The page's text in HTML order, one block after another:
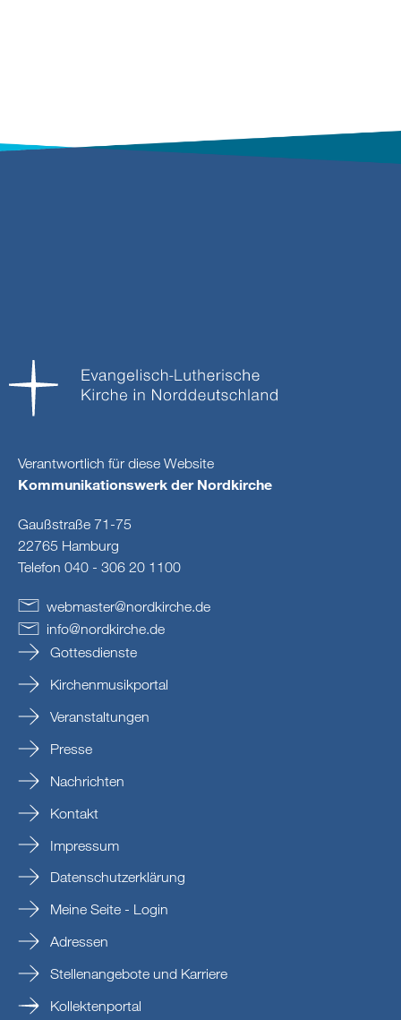
Verantwortlich für diese Website
Kommunikationswerk der Nordkirche
Gaußstraße 71-75
22765 Hamburg
Telefon 040 - 306 20 1100
webmaster@nordkirche de
info@nordkirche.de
Gottesdienste
Kirchenmusikportal
Veranstaltungen
Presse
Nachrichten
Kontakt
Impressum
Datenschutzerklärung
Meine Seite - Login
Adressen
Stellenangebote und Karriere
Kollektenportal